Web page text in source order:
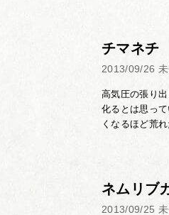
チマネチ
2013/09/26
高気圧の張り
化るとは思っ
くなるほど荒
ネムリブ
2013/09/25